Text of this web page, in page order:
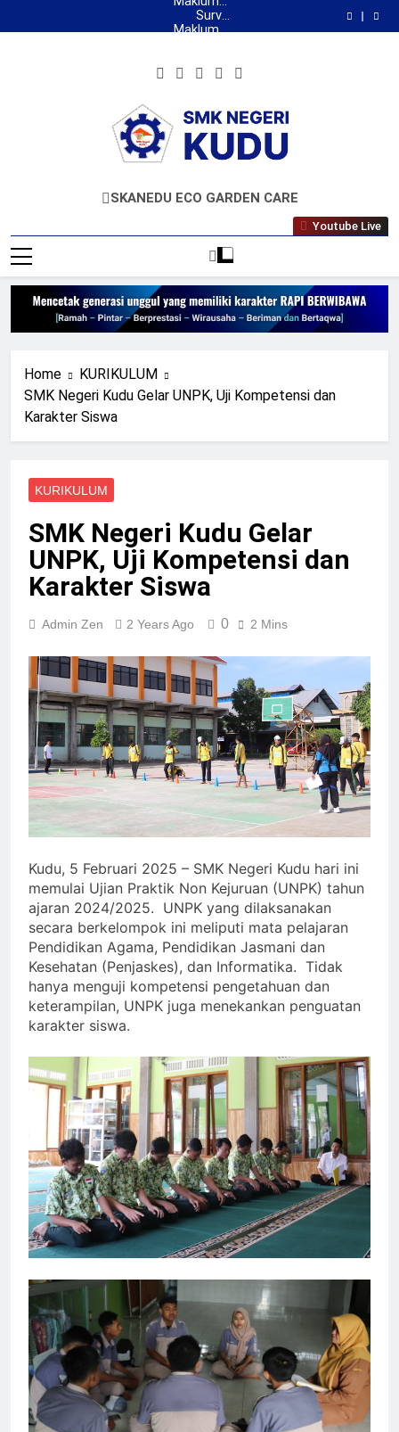
to
Pelayanan
PKL
Survei
Kepuasan
Maklumat
Negeri
Tamu
Pelayanan
Survei
SMK
Negeri
Kudu
Pelayanan
Tamu
Maklumat
Pelayanan
SMKN KUDU
SKANEDU ECO GARDEN CARE
Youtube Live
Home
KURIKULUM
SMK Negeri Kudu Gelar UNPK, Uji Kompetensi dan
Karakter Siswa
KURIKULUM
SMK Negeri Kudu Gelar
UNPK, Uji Kompetensi dan
Karakter Siswa
Admin Zen 2 Years Ago 0 2 Mins
Kudu, 5 Februari 2025 – SMK Negeri Kudu hari ini
memulai Ujian Praktik Non Kejuruan (UNPK) tahun
ajaran 2024/2025. UNPK yang dilaksanakan
secara berkelompok ini meliputi mata pelajaran
Pendidikan Agama, Pendidikan Jasmani dan
Kesehatan (Penjaskes), dan Informatika. Tidak
hanya menguji kompetensi pengetahuan dan
keterampilan, UNPK juga menekankan penguatan
karakter siswa.